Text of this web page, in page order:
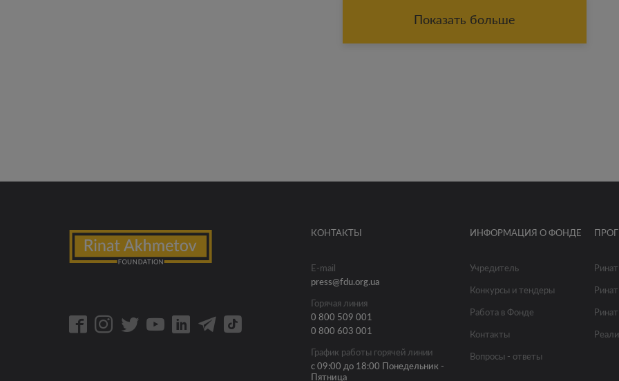
Показать больше
КОНТАКТЫ
E-mail
press@fdu.org.ua
Горячая линия
0 800 509 001
0 800 603 001
График работы горячей линии
с 09:00 до 18:00 Понедельник -
Пятница
ИНФОРМАЦИЯ О ФОНДЕ
Учредитель
Конкурсы и тендеры
Работа в Фонде
Контакты
Вопросы - ответы